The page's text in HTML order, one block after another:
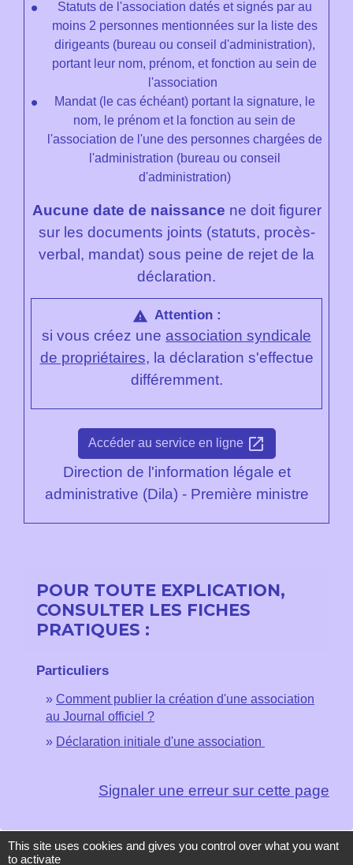
Statuts de l'association datés et signés par au
moins 2 personnes mentionnées sur la liste des
dirigeants (bureau ou conseil d'administration),
portant leur nom, prénom, et fonction au sein de
l'association
Mandat (le cas échéant) portant la signature, le
nom, le prénom et la fonction au sein de
l'association de l'une des personnes chargées de
l'administration (bureau ou conseil
d'administration)
Aucune date de naissance ne doit figurer
sur les documents joints (statuts, procès-
verbal, mandat) sous peine de rejet de la
déclaration.
warning Attention :
si vous créez une association syndicale
de propriétaires, la déclaration s'effectue
différemment.
Accéder au service en ligne open_in_new
Direction de l'information légale et
administrative (Dila) - Première ministre
POUR TOUTE EXPLICATION,
CONSULTER LES FICHES
PRATIQUES :
Particuliers
Comment publier la création d'une association
au Journal officiel ?
Déclaration initiale d'une association
Signaler une erreur sur cette page
This site uses cookies and gives you control over what you want
to activate